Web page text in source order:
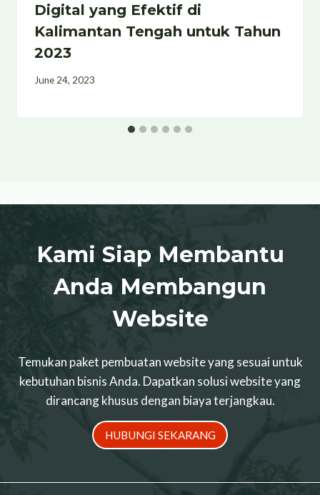
Digital yang Efektif di
Kalimantan Tengah untuk Tahun
2023
June 24, 2023
Kami Siap Membantu
Anda Membangun
Website
Temukan paket pembuatan website yang sesuai untuk
kebutuhan bisnis Anda. Dapatkan solusi website yang
dirancang khusus dengan biaya terjangkau.
HUBUNGI SEKARANG